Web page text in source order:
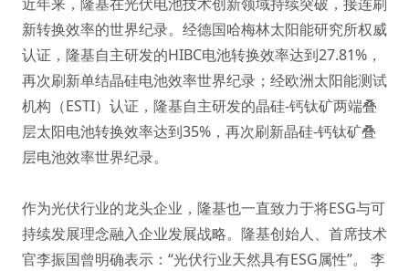
新转换效率的世界纪录。经德国哈梅林太阳能研究所权威
认证，隆基自主研发的HIBC电池转换效率达到27.81%，
再次刷新单结晶硅电池效率世界纪录；经欧洲太阳能测试
机构（ESTI）认证，隆基自主研发的晶硅-钙钛矿两端叠
层太阳电池转换效率达到35%，再次刷新晶硅-钙钛矿叠
层电池效率世界纪录。
作为光伏行业的龙头企业，隆基也一直致力于将ESG与可
持续发展理念融入企业发展战略。隆基创始人、首席技术
官李振国曾明确表示：“光伏行业天然具有ESG属性”。 李